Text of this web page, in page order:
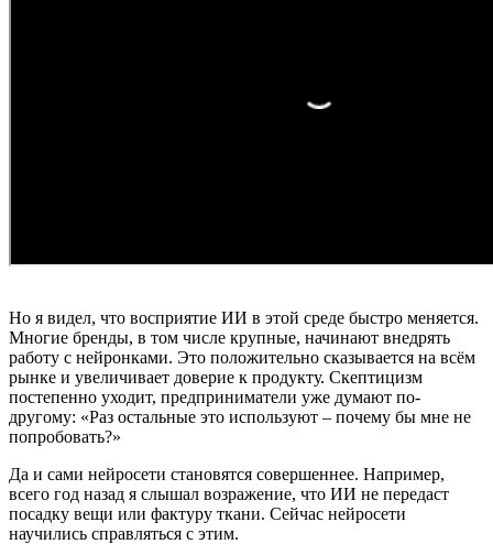
Но я видел, что восприятие ИИ в этой среде быстро меняется.
Многие бренды, в том числе крупные, начинают внедрять
работу с нейронками. Это положительно сказывается на всём
рынке и увеличивает доверие к продукту. Скептицизм
постепенно уходит, предприниматели уже думают по-
другому: «Раз остальные это используют – почему бы мне не
попробовать?»
Да и сами нейросети становятся совершеннее. Например,
всего год назад я слышал возражение, что ИИ не передаст
посадку вещи или фактуру ткани. Сейчас нейросети
научились справляться с этим.